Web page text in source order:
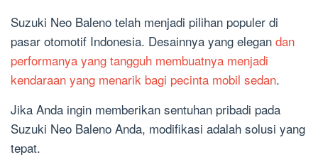
Suzuki Neo Baleno telah menjadi pilihan populer di
pasar otomotif Indonesia. Desainnya yang elegan dan
performanya yang tangguh membuatnya menjadi
kendaraan yang menarik bagi pecinta mobil sedan.
Jika Anda ingin memberikan sentuhan pribadi pada
Suzuki Neo Baleno Anda, modifikasi adalah solusi yang
tepat.